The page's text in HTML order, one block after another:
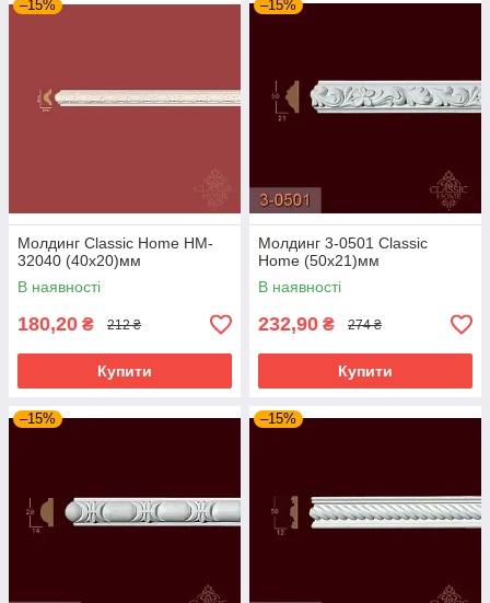
–15%
Молдинг Classic Home HM-
32040 (40х20)мм
В наявності
180,20 ₴ 212 ₴
Купити
–15%
Молдинг 3-0501 Classic
Home (50x21)мм
В наявності
232,90 ₴ 274 ₴
Купити
–15% –15%